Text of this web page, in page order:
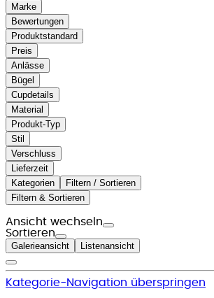
Marke
Bewertungen
Produktstandard
Preis
Anlässe
Bügel
Cupdetails
Material
Produkt-Typ
Stil
Verschluss
Lieferzeit
Kategorien
Filtern / Sortieren
Filtern & Sortieren
Ansicht wechseln
Sortieren
Galerieansicht Listenansicht
Kategorie-Navigation überspringen